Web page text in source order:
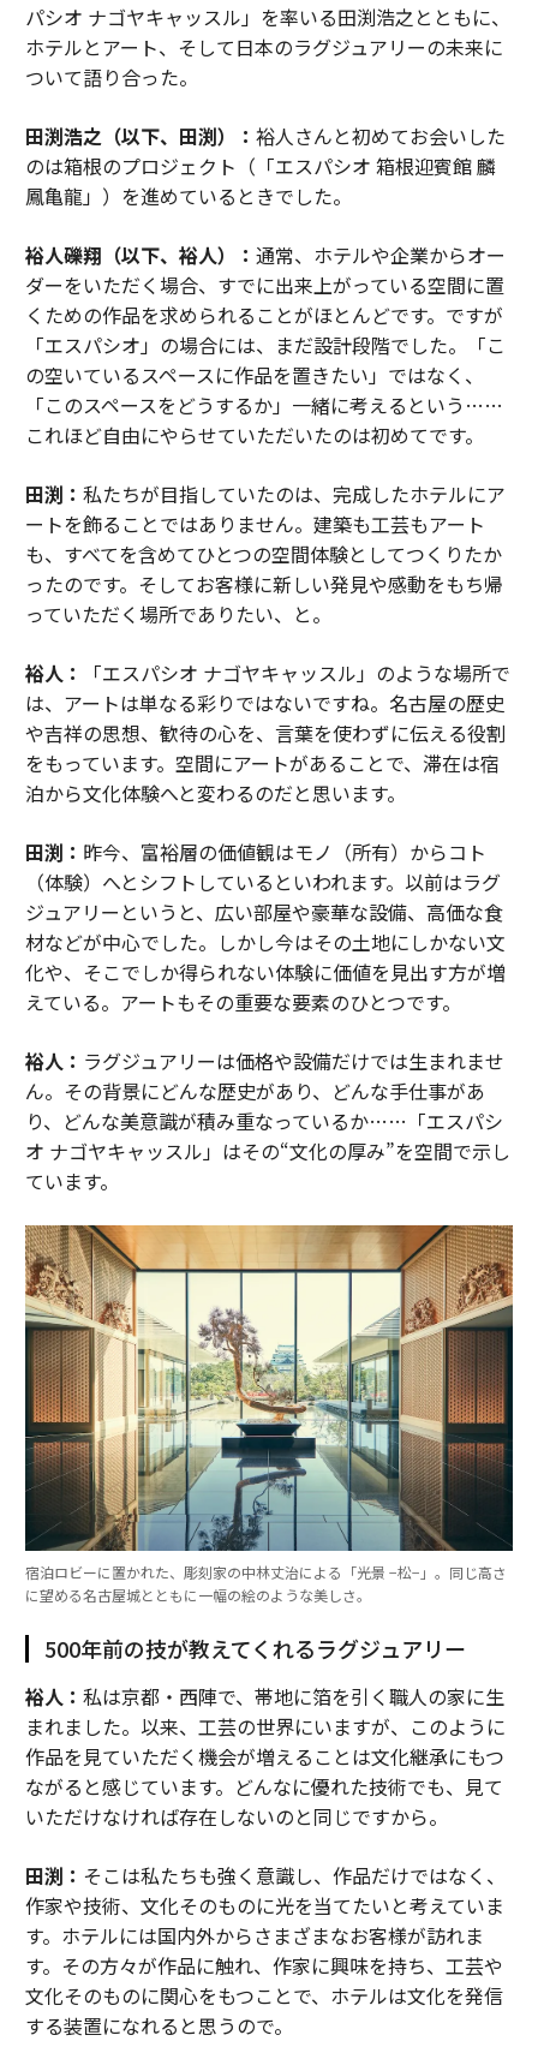
パシオ ナゴヤキャッスル」を率いる田渕浩之とともに、
ホテルとアート、そして日本のラグジュアリーの未来に
ついて語り合った。
田渕浩之（以下、田渕）： 裕人さんと初めてお会いした
のは箱根のプロジェクト（「エスパシオ 箱根迎賓館 麟
鳳亀龍」）を進めているときでした。
裕人礫翔（以下、裕人）： 通常、ホテルや企業からオー
ダーをいただく場合、すでに出来上がっている空間に置
くための作品を求められることがほとんどです。ですが
「エスパシオ」の場合には、まだ設計段階でした。「こ
の空いているスペースに作品を置きたい」ではなく、
「このスペースをどうするか」一緒に考えるという……
これほど自由にやらせていただいたのは初めてです。
田渕： 私たちが目指していたのは、完成したホテルにア
ートを飾ることではありません。建築も工芸もアート
も、すべてを含めてひとつの空間体験としてつくりたか
ったのです。そしてお客様に新しい発見や感動をもち帰
っていただく場所でありたい、と。
裕人：
「エスパシオ ナゴヤキャッスル」のような場所で
は、アートは単なる彩りではないですね。名古屋の歴史
や吉祥の思想、歓待の心を、言葉を使わずに伝える役割
をもっています。空間にアートがあることで、滞在は宿
泊から文化体験へと変わるのだと思います。
田渕： 昨今、富裕層の価値観はモノ（所有）からコト
（体験）へとシフトしているといわれます。以前はラグ
ジュアリーというと、広い部屋や豪華な設備、高価な食
材などが中心でした。しかし今はその土地にしかない文
化や、そこでしか得られない体験に価値を見出す方が増
えている。アートもその重要な要素のひとつです。
裕人： ラグジュアリーは価格や設備だけでは生まれませ
ん。その背景にどんな歴史があり、どんな手仕事があ
り、どんな美意識が積み重なっているか……「エスパシ
オ ナゴヤキャッスル」はその“文化の厚み”を空間で示し
ています。
宿泊ロビーに置かれた、彫刻家の中林丈治による「光景 −松−」。同じ高さ
に望める名古屋城とともに一幅の絵のような美しさ。
500年前の技が教えてくれるラグジュアリー
裕人： 私は京都・西陣で、帯地に箔を引く職人の家に生
まれました。以来、工芸の世界にいますが、このように
作品を見ていただく機会が増えることは文化継承にもつ
ながると感じています。どんなに優れた技術でも、見て
いただけなければ存在しないのと同じですから。
田渕： そこは私たちも強く意識し、作品だけではなく、
作家や技術、文化そのものに光を当てたいと考えていま
す。ホテルには国内外からさまざまなお客様が訪れま
す。その方々が作品に触れ、作家に興味を持ち、工芸や
文化そのものに関心をもつことで、ホテルは文化を発信
する装置になれると思うので。